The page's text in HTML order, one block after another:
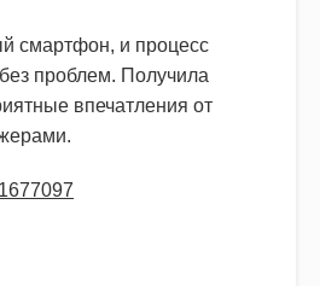
смартфон, и процесс
проблем. Получила
впечатления от